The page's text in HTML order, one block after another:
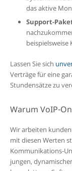
das aktive
Support-
Lassen Sie sich
Verträge für eine
Stundensätze zu
Warum VoIP-
Wir arbeiten
mit diesen Werten
Kommunikations-
jungen,